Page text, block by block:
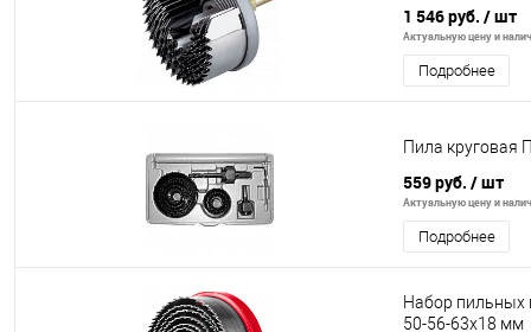
1 546 руб. / шт
Актуальную цену и
Подробнее
Пила круговая
559 руб. / шт
Актуальную цену и
Подробнее
Набор пильных
50-56-63х18 мм